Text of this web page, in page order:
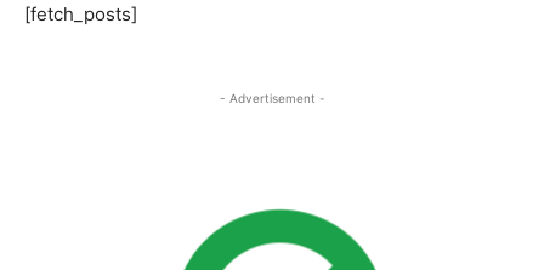
[fetch_posts]
- Advertisement -